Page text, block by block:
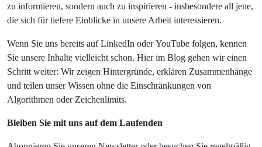
zu informieren, sondern auch zu inspirieren - insbesondere all jene,
die sich für tiefere Einblicke in unsere Arbeit interessieren.
Wenn Sie uns bereits auf LinkedIn oder YouTube folgen, kennen
Sie unsere Inhalte vielleicht schon. Hier im Blog gehen wir einen
Schritt weiter: Wir zeigen Hintergründe, erklären Zusammenhänge
und teilen unser Wissen ohne die Einschränkungen von
Algorithmen oder Zeichenlimits.
Bleiben Sie mit uns auf dem Laufenden